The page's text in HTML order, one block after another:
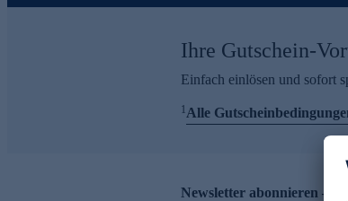
Ihre Gutschein-
Einfach einlösen und sofort
1Alle
Newsletter abonnieren –